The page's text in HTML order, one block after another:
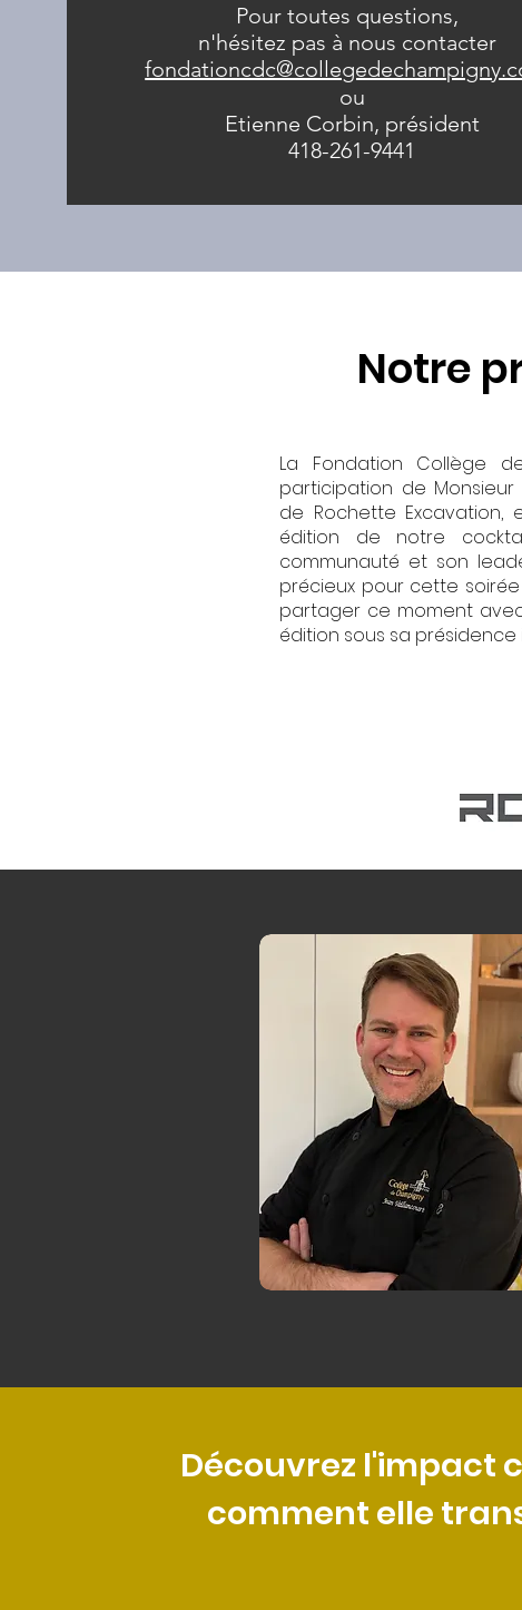
Pour toutes questions,
n'hésitez pas à nous contacter
ou
Etienne Corbin, président
418-261-9441
Notre
La Fondation Collège
participation de
de Rochette
édition de notre
communauté et son
précieux pour cette
partager ce moment
édition sous sa présidence
Découvrez l'impact
comment elle